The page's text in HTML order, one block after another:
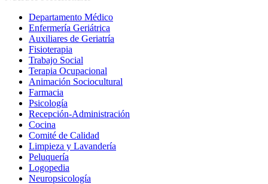
Departamento Médico
Enfermería Geriátrica
Auxiliares de Geriatría
Fisioterapia
Trabajo Social
Terapia Ocupacional
Animación Sociocultural
Farmacia
Psicología
Recepción-Administración
Cocina
Comité de Calidad
Limpieza y Lavandería
Peluquería
Logopedia
Neuropsicología